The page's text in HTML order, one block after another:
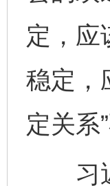
定，应
稳定，
定关系
习近